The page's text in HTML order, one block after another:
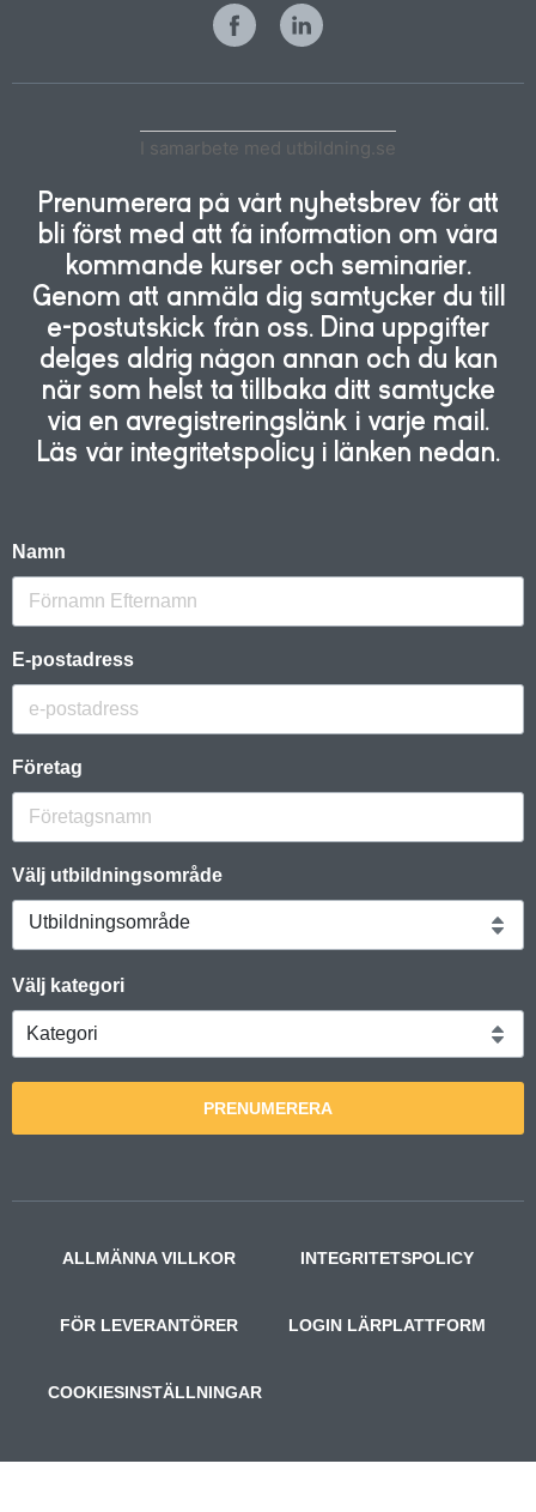
I samarbete med utbildning.se
Prenumerera på vårt nyhetsbrev för att
bli först med att få information om våra
kommande kurser och seminarier.
Genom att anmäla dig samtycker du till
e-postutskick från oss. Dina uppgifter
delges aldrig någon annan och du kan
när som helst ta tillbaka ditt samtycke
via en avregistreringslänk i varje mail.
Läs vår integritetspolicy i länken nedan.
Namn
E-postadress
Företag
Välj utbildningsområde
Utbildningsområde
Välj kategori
PRENUMERERA
ALLMÄNNA VILLKOR INTEGRITETSPOLICY
FÖR LEVERANTÖRER LOGIN LÄRPLATTFORM
COOKIESINSTÄLLNINGAR